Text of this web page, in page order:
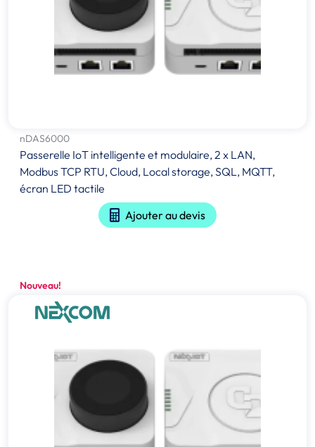
nDAS6000
Passerelle IoT intelligente et modulaire, 2 x LAN,
Modbus TCP RTU, Cloud, Local storage, SQL, MQTT,
écran LED tactile
Ajouter au devis
Nouveau!